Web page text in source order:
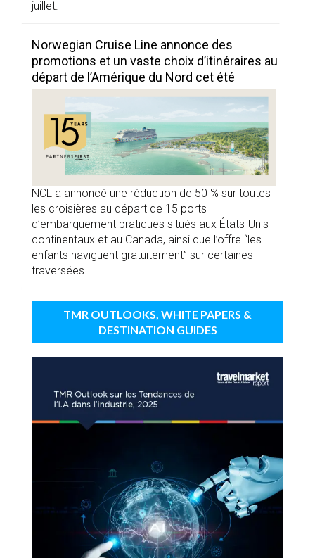
juillet.
Norwegian Cruise Line annonce des
promotions et un vaste choix d’itinéraires au
départ de l’Amérique du Nord cet été
NCL a annoncé une réduction de 50 % sur toutes
les croisières au départ de 15 ports
d’embarquement pratiques situés aux États-Unis
continentaux et au Canada, ainsi que l’offre “les
enfants naviguent gratuitement” sur certaines
traversées.
TMR OUTLOOKS, WHITE PAPERS &
DESTINATION GUIDES